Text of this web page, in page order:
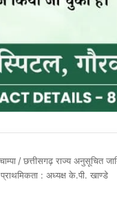
/छत्तीसगढ़ राज्य अनुसूचित
प्राथमिकता : अध्यक्ष के.पी. खाण्डे